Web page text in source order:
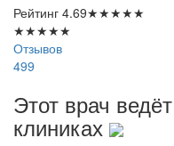
Рейтинг 4.69★★★★★
★★★★★
Отзывов
499
Этот врач
клиниках